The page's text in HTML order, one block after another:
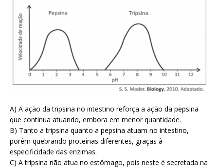
A) A ação da tripsina no intestino reforça a ação da pepsina
que continua atuando, embora em menor quantidade.
B) Tanto a tripsina quanto a pepsina atuam no intestino,
porém quebrando proteínas diferentes, graças à
especificidade das enzimas.
C) A tripsina não atua no estômago, pois neste é secretada na